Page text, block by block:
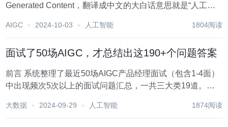
Generated Content，翻译成中文的大白话意思就是“人工智
生成文本、图...
AIGC 2024-10-03 人工智能 1804阅读
面试了50场AIGC，才总结出这190+个问题答案
前言 系统整理了最近50场AIGC产品经理面试（包含1-4面）
中出现频次5次以上的面试问题汇总，一共三大类19道。最
字 第一部分：对于AIGC整体认知和以及落地场景的洞察 1.1
大数据 2024-09-29 人工智能 1874阅读